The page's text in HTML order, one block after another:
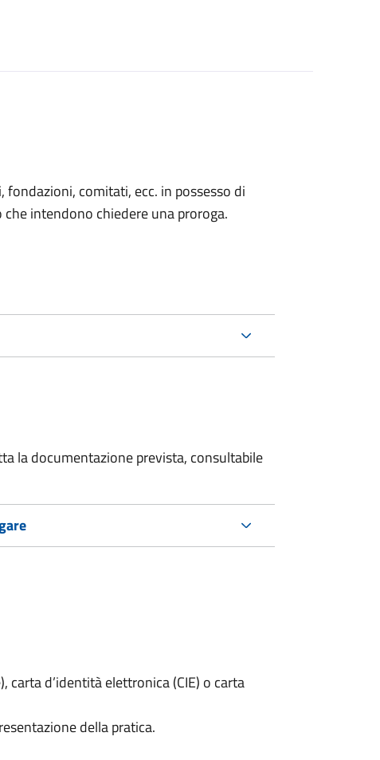
comitati, ecc. in possesso di
intendono chiedere una proroga.
la documentazione prevista, consultabile
carta d’identità elettronica (CIE) o carta
della pratica.